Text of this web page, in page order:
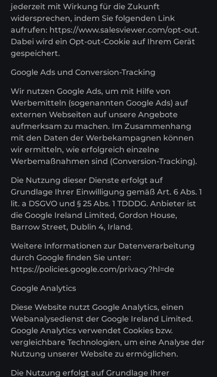
jederzeit mit Wirkung für die Zukunft
widersprechen, indem Sie folgenden Link
aufrufen: https://www.salesviewer.com/opt-out.
Dabei wird ein Opt-out-Cookie auf Ihrem Gerät
gespeichert.
Google Ads und Conversion-Tracking
Wir nutzen Google Ads, um mit Hilfe von
Werbemitteln (sogenannten Google Ads) auf
externen Webseiten auf unsere Angebote
aufmerksam zu machen. Im Zusammenhang
mit den Daten der Werbekampagnen können
wir ermitteln, wie erfolgreich einzelne
Werbemaßnahmen sind (Conversion-Tracking).
Die Nutzung dieser Dienste erfolgt auf
Grundlage Ihrer Einwilligung gemäß Art. 6 Abs. 1
lit. a DSGVO und § 25 Abs. 1 TDDDG. Anbieter ist
die Google Ireland Limited, Gordon House,
Barrow Street, Dublin 4, Irland.
Weitere Informationen zur Datenverarbeitung
durch Google finden Sie unter:
https://policies.google.com/privacy?hl=de
Google Analytics
Diese Website nutzt Google Analytics, einen
Webanalysedienst der Google Ireland Limited.
Google Analytics verwendet Cookies bzw.
vergleichbare Technologien, um eine Analyse der
Nutzung unserer Website zu ermöglichen.
Die Nutzung erfolgt auf Grundlage Ihrer